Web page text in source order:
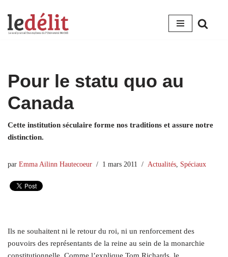
Aller
Pour le statu quo au
Canada
Cette institution séculaire forme nos traditions et assure notre
distinction.
par Emma Ailinn Hautecoeur 1 mars 2011 Actualités Spéciaux
Ils ne souhaitent ni le retour du roi, ni un renforcement des
pouvoirs des représentants de la reine au sein de la monarchie
constitutionnelle. Comme l’explique Tom Richards, le